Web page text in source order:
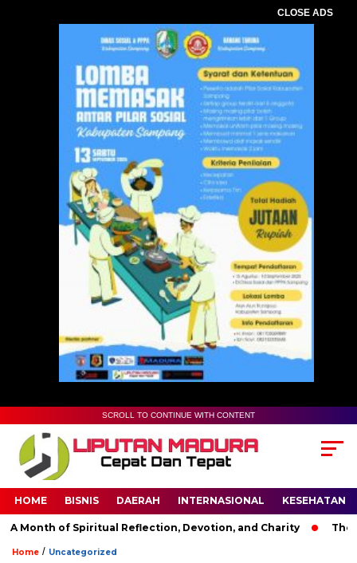
CLOSE ADS
SCROLL TO CONTINUE WITH CONTENT
HOME BISNIS DAERAH INTERNASIONAL KESEHATAN
of Spiritual Reflection, Devotion, and Charity The
Home / Uncategorized